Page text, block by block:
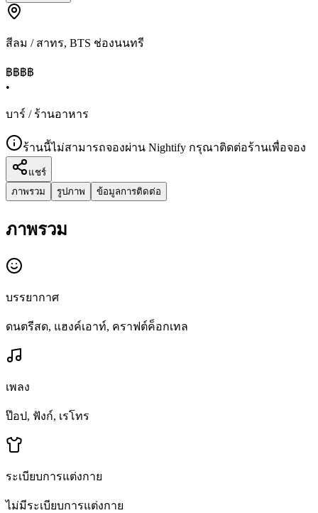
สีลม / สาทร, BTS ช่องนนทรี
฿฿฿฿
•
บาร์ / ร้านอาหาร
ร้านนี้ไม่สามารถจองผ่าน Nightify กรุณาติดต่อร้านเพื่อจอง
แชร์
ภาพรวม
รูปภาพ ข้อมูลการติดต่อ
ภาพรวม
บรรยากาศ
ดนตรีสด, แฮงค์เอาท์, คราฟต์ค็อกเทล
เพลง
ป๊อป, ฟังก์, เรโทร
ระเบียบการแต่งกาย
ไม่มีระเบียบการแต่งกาย